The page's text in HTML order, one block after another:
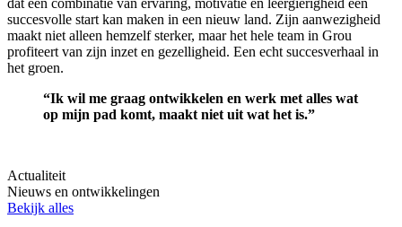
dat een combinatie van ervaring, motivatie en leergierigheid een
succesvolle start kan maken in een nieuw land. Zijn aanwezigheid
maakt niet alleen hemzelf sterker, maar het hele team in Grou
profiteert van zijn inzet en gezelligheid. Een echt succesverhaal in
het groen.
“Ik wil me graag ontwikkelen en werk met alles wat
op mijn pad komt, maakt niet uit wat het is.”
Actualiteit
Nieuws en ontwikkelingen
Bekijk alles